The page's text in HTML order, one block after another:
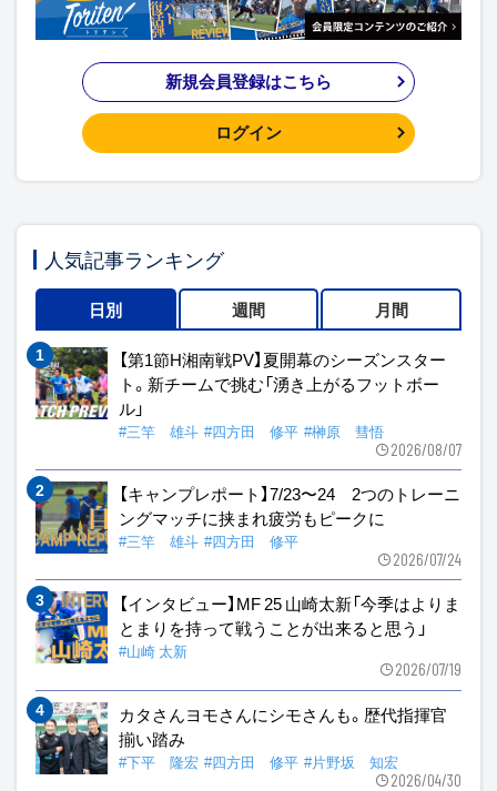
新規会員登録はこちら
ログイン
人気記事ランキング
日別 週間 月間
【第1節H湘南戦PV】夏開幕のシーズンスター
ト。新チームで挑む「湧き上がるフットボー
ル」
#三竿 雄斗 #四方田 修平 #榊原 彗悟
2026/08/07
【キャンプレポート】7/23〜24 2つのトレーニ
ングマッチに挟まれ疲労もピークに
#三竿 雄斗 #四方田 修平
2026/07/24
【インタビュー】MF 25 山崎太新「今季はよりま
とまりを持って戦うことが出来ると思う」
#山崎 太新
2026/07/19
カタさんヨモさんにシモさんも。歴代指揮官
揃い踏み
#下平 隆宏 #四方田 修平 #片野坂 知宏
2026/04/30